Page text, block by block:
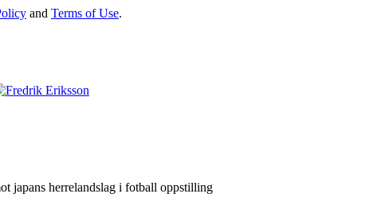
and Terms of Use.
japans herrelandslag i fotball oppstilling